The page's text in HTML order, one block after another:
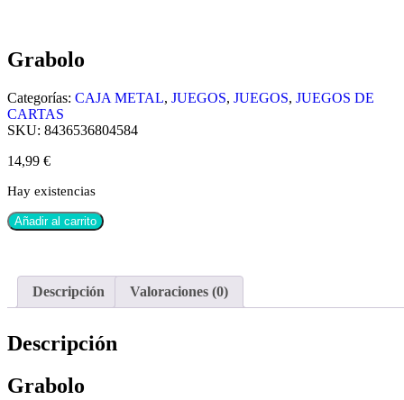
Grabolo
Categorías: CAJA METAL, JUEGOS, JUEGOS, JUEGOS DE
CARTAS
SKU: 8436536804584
14,99 €
Hay existencias
Añadir al carrito
Descripción Valoraciones (0)
Descripción
Grabolo